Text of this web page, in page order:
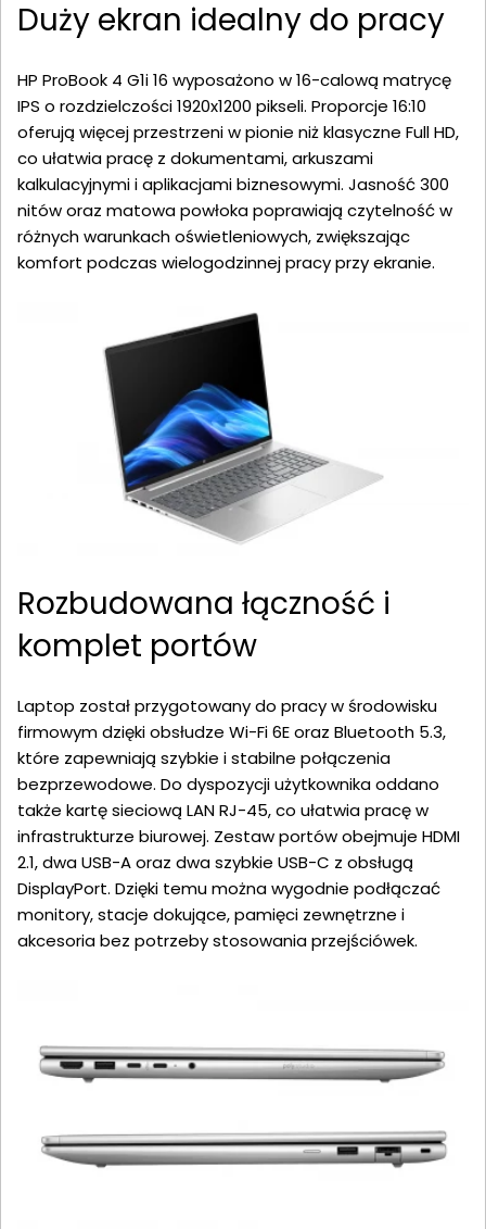
Duży ekran idealny do pracy
HP ProBook 4 G1i 16 wyposażono w 16-calową matrycę
IPS o rozdzielczości 1920x1200 pikseli. Proporcje 16:10
oferują więcej przestrzeni w pionie niż klasyczne Full HD,
co ułatwia pracę z dokumentami, arkuszami
kalkulacyjnymi i aplikacjami biznesowymi. Jasność 300
nitów oraz matowa powłoka poprawiają czytelność w
różnych warunkach oświetleniowych, zwiększając
komfort podczas wielogodzinnej pracy przy ekranie.
Rozbudowana łączność i
komplet portów
Laptop został przygotowany do pracy w środowisku
firmowym dzięki obsłudze Wi-Fi 6E oraz Bluetooth 5.3,
które zapewniają szybkie i stabilne połączenia
bezprzewodowe. Do dyspozycji użytkownika oddano
także kartę sieciową LAN RJ-45, co ułatwia pracę w
infrastrukturze biurowej. Zestaw portów obejmuje HDMI
2.1, dwa USB-A oraz dwa szybkie USB-C z obsługą
DisplayPort. Dzięki temu można wygodnie podłączać
monitory, stacje dokujące, pamięci zewnętrzne i
akcesoria bez potrzeby stosowania przejściówek.